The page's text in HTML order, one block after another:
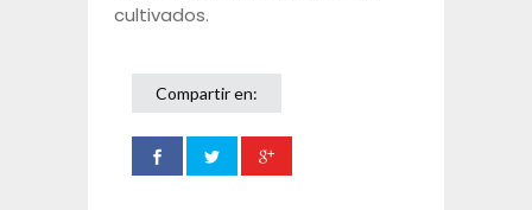
cultivados.
Compartir en: